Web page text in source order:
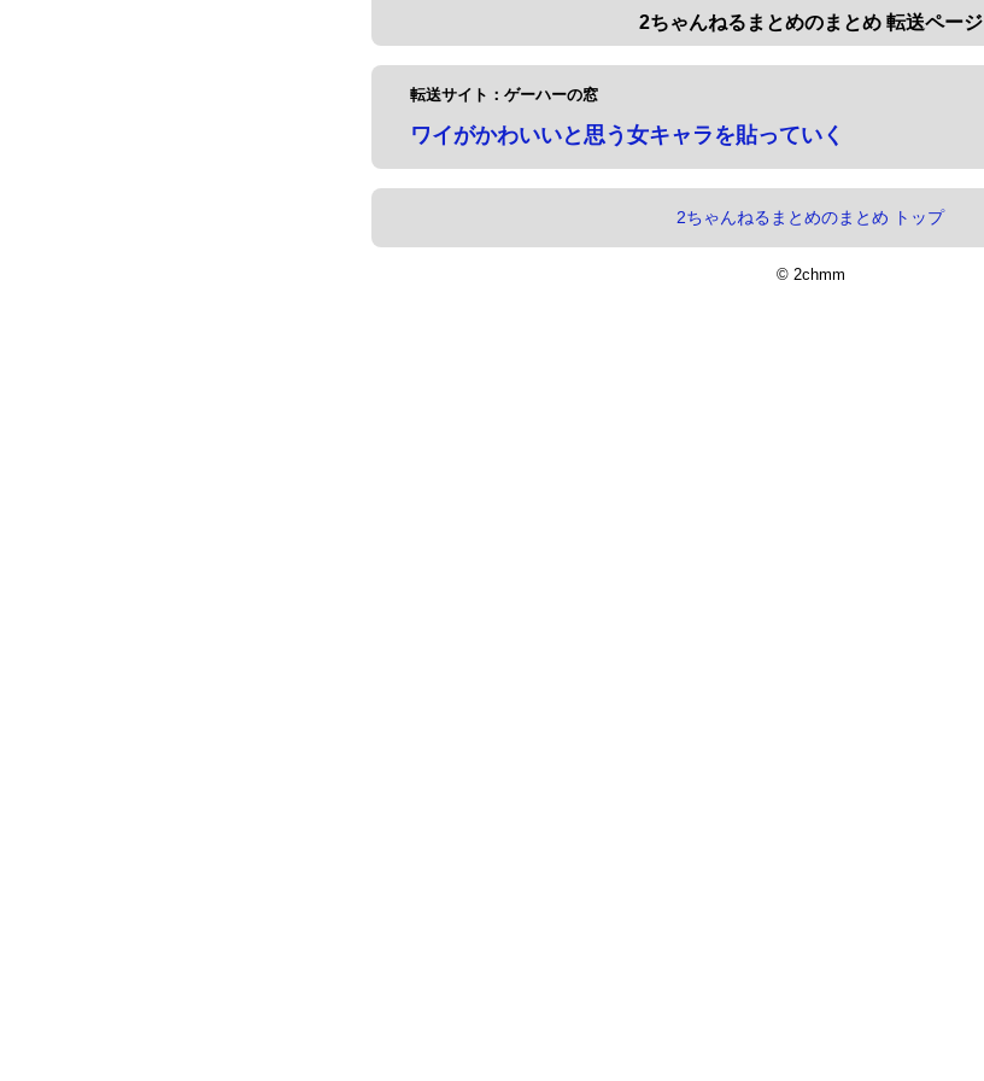
2ちゃんねるまとめのまとめ 転送ページ
転送サイト：ゲーハーの窓
ワイがかわいいと思う女キャラを貼っていく
2ちゃんねるまとめのまとめ トップ
© 2chmm